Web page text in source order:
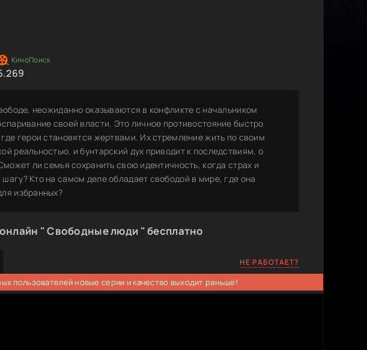
неожиданно оказываются в конфликте с начальником
своей власти. Это личное противостояние быстро
герои становятся жертвами. Их стремление жить по своим
реальностью, и бунтарский дух приводит к последствиям, о
ли семья сохранить свою идентичность, когда страх и
Кто на самом деле обладает свободой в мире, где она
избранных?
" Свободные люди " бесплатно
НЕ РАБОТАЕТ?
пользователей новые серии и качество выходит раньше!